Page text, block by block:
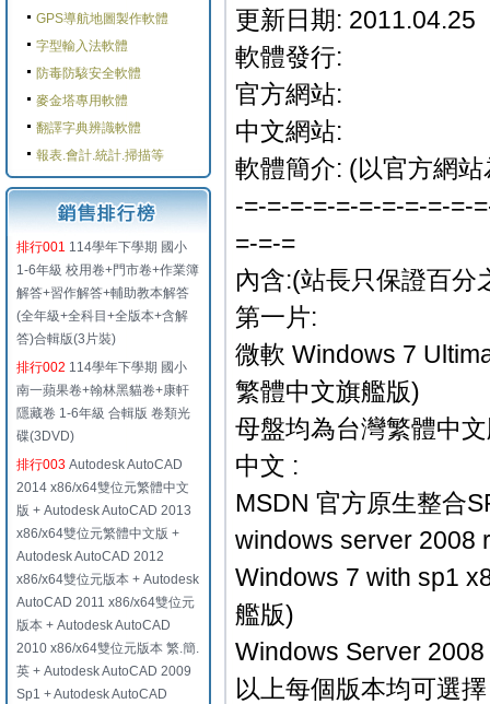
GPS導航地圖製作軟體
字型輸入法軟體
防毒防駭安全軟體
麥金塔專用軟體
翻譯字典辨識軟體
報表.會計.統計.掃描等
排行001 114學年下學期 國小
1-6年級 校用卷+門市卷+作業簿
解答+習作解答+輔助教本解答
(全年級+全科目+全版本+含解
答)合輯版(3片裝)
排行002 114學年下學期 國小
南一蘋果卷+翰林黑貓卷+康軒
隱藏卷 1-6年級 合輯版 卷類光
碟(3DVD)
排行003 Autodesk AutoCAD
2014 x86/x64雙位元繁體中文
版 + Autodesk AutoCAD 2013
x86/x64雙位元繁體中文版 +
Autodesk AutoCAD 2012
x86/x64雙位元版本 + Autodesk
AutoCAD 2011 x86/x64雙位元
版本 + Autodesk AutoCAD
2010 x86/x64雙位元版本 繁.簡.
英 + Autodesk AutoCAD 2009
Sp1 + Autodesk AutoCAD
更新日期: 2011.04.25
軟體發行:
官方網站:
中文網站:
軟體簡介: (以官方網站
-=-=-=-=-=-=-=-=-=-=-
=-=-=
內含:(站長只保證百分
第一片:
微軟 Windows 7
繁體中文旗艦版)
母盤均為台灣繁體中
中文 :
MSDN 官方原生整合
windows server 2008
Windows 7 with sp1
艦版)
Windows Server
以上每個版本均可選